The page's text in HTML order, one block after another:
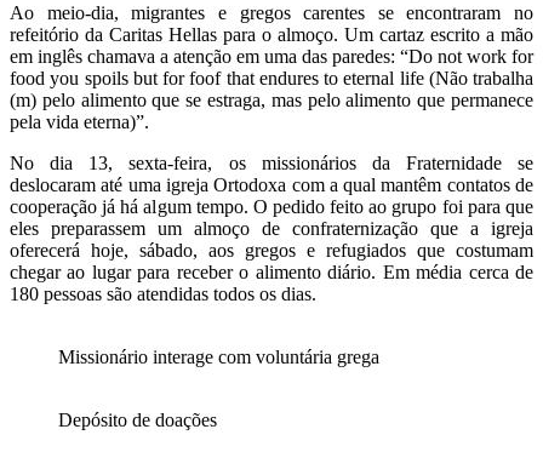
Ao meio-dia, migrantes e gregos carentes se encontraram no
refeitório da Caritas Hellas para o almoço. Um cartaz escrito a mão
em inglês chamava a atenção em uma das paredes: “Do not work for
food you spoils but for foof that endures to eternal life (Não trabalha
(m) pelo alimento que se estraga, mas pelo alimento que permanece
pela vida eterna)”.
No dia 13, sexta-feira, os missionários da Fraternidade se
deslocaram até uma igreja Ortodoxa com a qual mantêm contatos de
cooperação já há algum tempo. O pedido feito ao grupo foi para que
eles preparassem um almoço de confraternização que a igreja
oferecerá hoje, sábado, aos gregos e refugiados que costumam
chegar ao lugar para receber o alimento diário. Em média cerca de
180 pessoas são atendidas todos os dias.
Missionário interage com voluntária grega
Depósito de doações